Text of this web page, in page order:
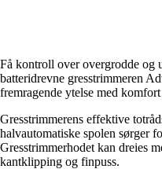
Få kontroll over overgrodde og
batteridrevne gresstrimmeren
fremragende ytelse med
Gresstrimmerens effektive
halvautomatiske spolen sørger
Gresstrimmerhodet kan dreies
kantklipping og finpuss.